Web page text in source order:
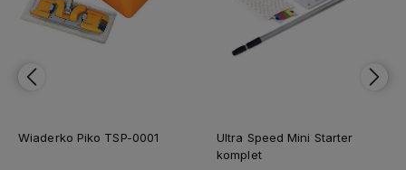
Wiaderko Piko TSP-0001
Ultra Speed Mini Starter
komplet